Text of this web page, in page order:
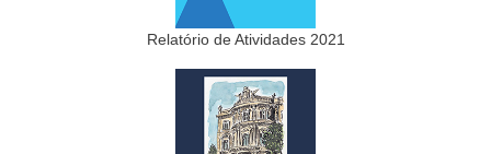
Relatório de Atividades 2021